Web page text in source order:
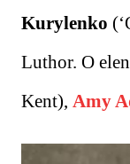
Kurylenko
Luthor. O
Kent), Amy